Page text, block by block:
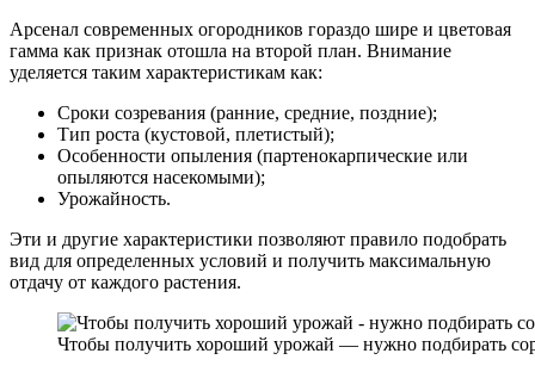
Арсенал современных огородников гораздо шире и цветовая
гамма как признак отошла на второй план. Внимание
уделяется таким характеристикам как:
Сроки созревания (ранние, средние, поздние);
Тип роста (кустовой, плетистый);
Особенности опыления (партенокарпические или
опыляются насекомыми);
Урожайность.
Эти и другие характеристики позволяют правило подобрать
вид для определенных условий и получить максимальную
отдачу от каждого растения.
Чтобы получить хороший урожай — нужно подбирать